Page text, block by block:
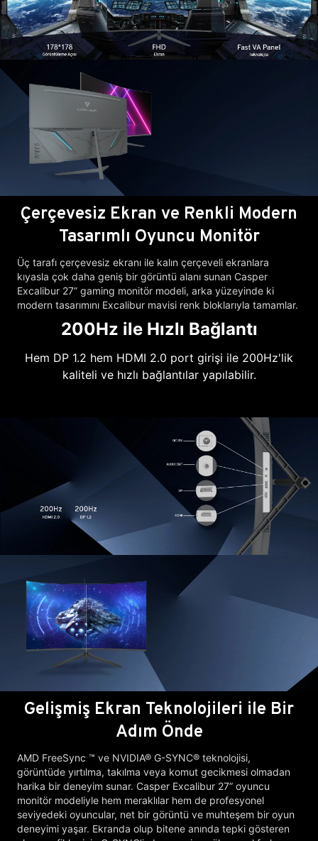
Çerçevesiz Ekran ve Renkli Modern
Tasarımlı Oyuncu Monitör
Üç tarafı çerçevesiz ekranı ile kalın çerçeveli ekranlara
kıyasla çok daha geniş bir görüntü alanı sunan Casper
Excalibur 27” gaming monitör modeli, arka yüzeyinde ki
modern tasarımını Excalibur mavisi renk bloklarıyla tamamlar.
200Hz ile Hızlı Bağlantı
Hem DP 1.2 hem HDMI 2.0 port girişi ile 200Hz'lik
kaliteli ve hızlı bağlantılar yapılabilir.
Gelişmiş Ekran Teknolojileri ile Bir
Adım Önde
AMD FreeSync ™ ve NVIDIA® G-SYNC® teknolojisi,
görüntüde yırtılma, takılma veya komut gecikmesi olmadan
harika bir deneyim sunar. Casper Excalibur 27” oyuncu
monitör modeliyle hem meraklılar hem de profesyonel
seviyedeki oyuncular, net bir görüntü ve muhteşem bir oyun
deneyimi yaşar. Ekranda olup bitene anında tepki gösteren